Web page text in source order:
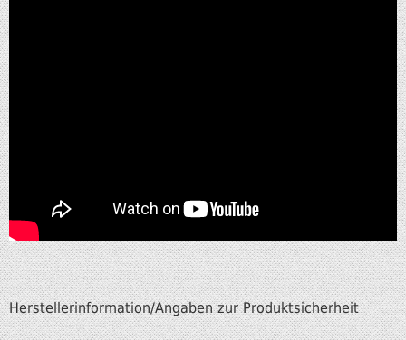
Herstellerinformation/Angaben zur Produktsicherheit